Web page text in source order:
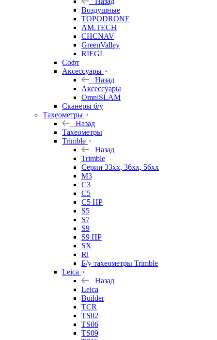
Воздушные
TOPODRONE
AM.TECH
CHCNAV
GreenValley
RIEGL
Софт
Аксессуары
Назад
Аксессуары
OmniSLAM
Сканеры б/у
Тахеометры
Назад
Тахеометры
Trimble
Назад
Trimble
Серии 33xx, 36xx, 56xx
M3
C3
C5
C5 HP
S5
S7
S9
S9 HP
SX
Ri
Б/у тахеометры Trimble
Leica
Назад
Leica
Builder
TCR
TS02
TS06
TS09